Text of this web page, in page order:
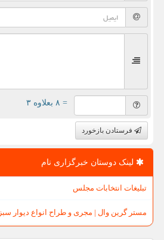
= ۸ بعلاوه ۳
فرستادن بازخورد
لینک دوستان خبرگزاری نام
تبلیغات انتخابات مجلس
مستر گرین وال | مجری و طراح انواع دیوار سبز